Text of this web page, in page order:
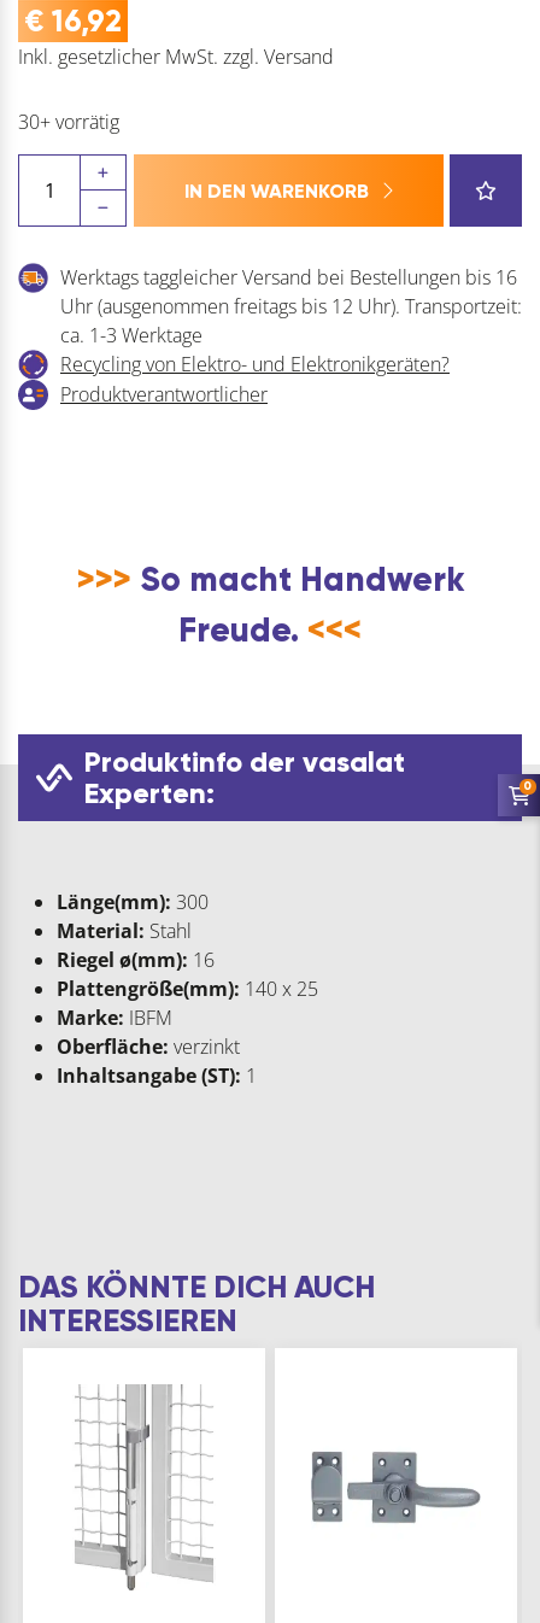
€ 16,92
Inkl. gesetzlicher MwSt. zzgl. Versand
30+ vorrätig
Bodenriegel
Menge
IN DEN WARENKORB
Werktags taggleicher Versand bei Bestellungen bis 16
Uhr (ausgenommen freitags bis 12 Uhr). Transportzeit:
ca. 1-3 Werktage
Recycling von Elektro- und Elektronikgeräten?
Produktverantwortlicher
>>> So macht Handwerk
Freude. <<<
Produktinfo der vasalat
Experten:
Länge(mm): 300
Material: Stahl
Riegel ø(mm): 16
Plattengröße(mm): 140 x 25
Marke: IBFM
Oberfläche: verzinkt
Inhaltsangabe (ST): 1
DAS KÖNNTE DICH AUCH
INTERESSIEREN
0